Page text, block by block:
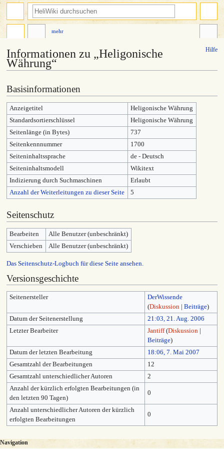
Hilfe
Informationen zu „Heligonische
Währung“
Navigation
springen
Suche
springen
Basisinformationen
Anzeigetitel
Heligonische Währung
Standardsortierschlüssel
Heligonische Währung
Seitenlänge (in Bytes)
737
Seitenkennnummer
1700
Seiteninhaltssprache
de - Deutsch
Seiteninhaltsmodell
Wikitext
Indizierung durch Suchmaschinen
Erlaubt
Anzahl der Weiterleitungen zu dieser Seite
5
Seitenschutz
Bearbeiten
Alle Benutzer (unbeschränkt)
Verschieben
Alle Benutzer (unbeschränkt)
Das Seitenschutz-Logbuch für diese Seite ansehen.
Versionsgeschichte
Seitenersteller
DerWissende
(Diskussion| Beiträge)
Datum der Seitenerstellung
21:03, 21. Aug. 2006
Letzter Bearbeiter
Jantiff (Diskussion|
Beiträge)
Datum der letzten Bearbeitung
18:06, 7. Mai 2007
Gesamtzahl der Bearbeitungen
12
Gesamtzahl unterschiedlicher Autoren
2
Anzahl der kürzlich erfolgten Bearbeitungen (in
den letzten 90 Tagen)
0
Anzahl unterschiedlicher Autoren der kürzlich
erfolgten Bearbeitungen
0
mehr
Navigation